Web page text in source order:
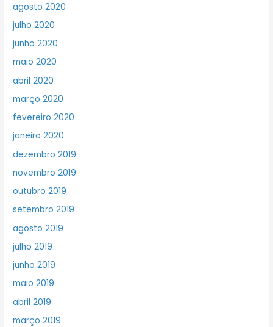
agosto 2020
julho 2020
junho 2020
maio 2020
abril 2020
março 2020
fevereiro 2020
janeiro 2020
dezembro 2019
novembro 2019
outubro 2019
setembro 2019
agosto 2019
julho 2019
junho 2019
maio 2019
abril 2019
março 2019